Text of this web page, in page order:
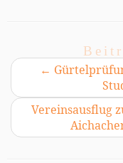
←
Vereinsausflug